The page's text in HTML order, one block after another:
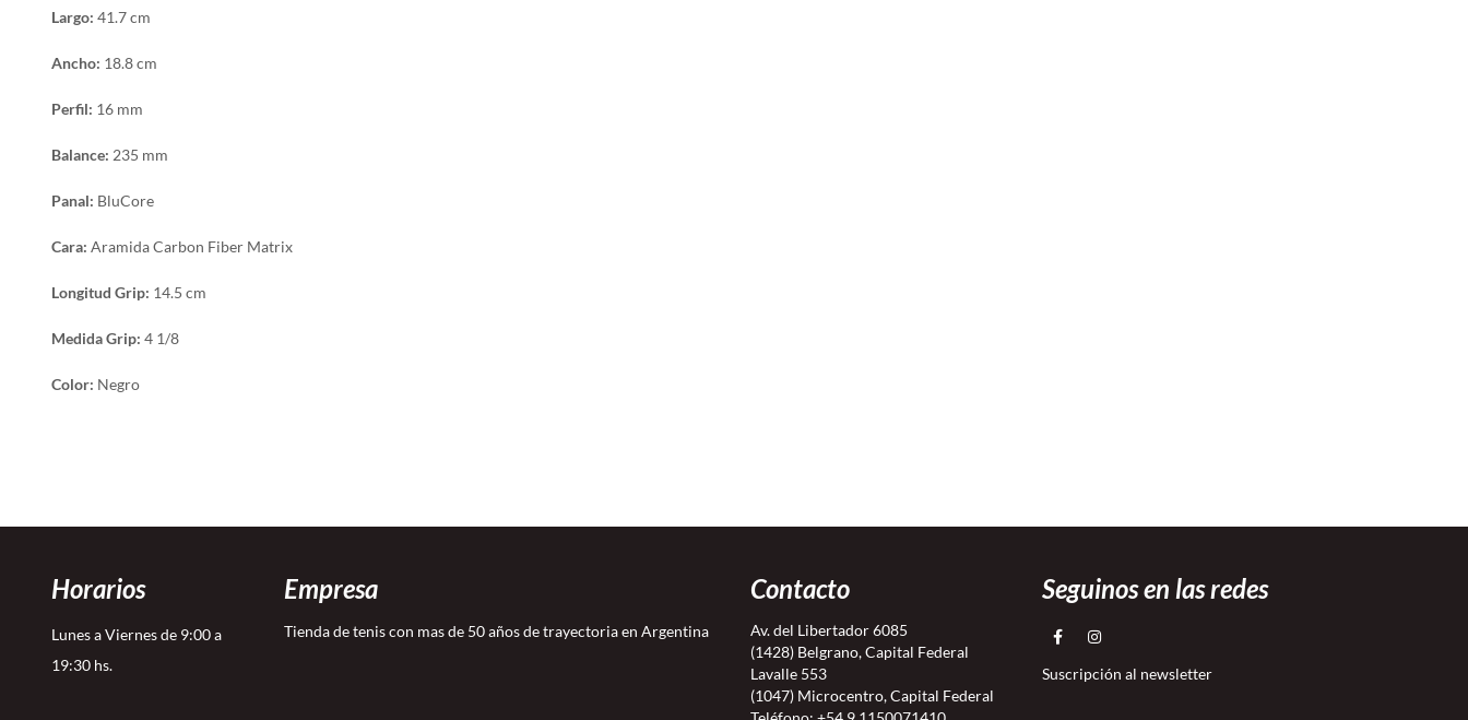
Largo: 41.7 cm
Ancho: 18.8 cm
Perfil: 16 mm
Balance: 235 mm
Panal: BluCore
Cara: Aramida Carbon Fiber Matrix
Longitud Grip: 14.5 cm
Medida Grip: 4 1/8
Color: Negro
Horarios
Lunes a Viernes de 9:00 a
19:30 hs.
Empresa
Tienda de tenis con mas de 50 años de trayectoria en Argentina
Contacto
Av. del Libertador 6085
(1428) Belgrano, Capital Federal
Lavalle 553
(1047) Microcentro, Capital Federal
Seguinos en las redes
Suscripción al newsletter